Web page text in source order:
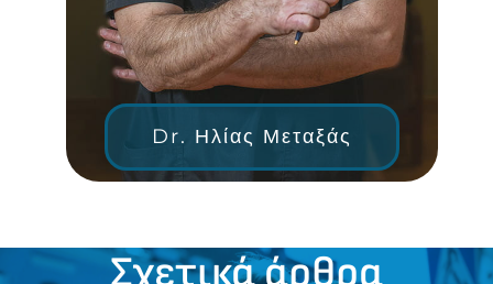
Dr. Ηλίας Μεταξάς